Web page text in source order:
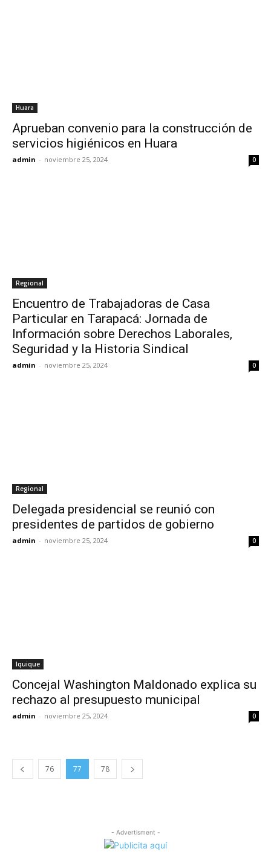
Huara
Aprueban convenio para la construcción de
servicios higiénicos en Huara
admin - noviembre 25, 2024 0
Regional
Encuentro de Trabajadoras de Casa
Particular en Tarapacá: Jornada de
Información sobre Derechos Laborales,
Seguridad y la Historia Sindical
admin - noviembre 25, 2024 0
Regional
Delegada presidencial se reunió con
presidentes de partidos de gobierno
admin - noviembre 25, 2024 0
Iquique
Concejal Washington Maldonado explica su
rechazo al presupuesto municipal
admin - noviembre 25, 2024 0
76 77 78
- Advertisment -